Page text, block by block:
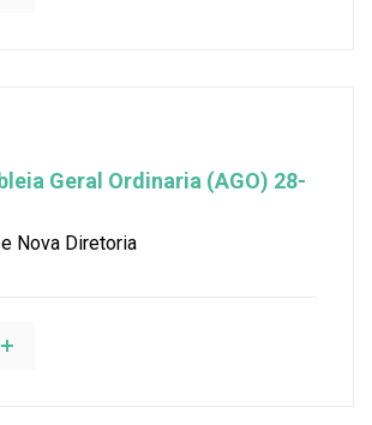
Geral Ordinaria (AGO) 28-
Nova Diretoria